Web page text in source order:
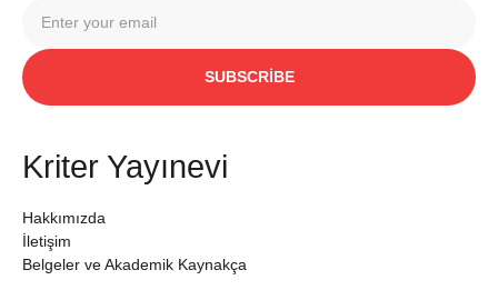
SUBSCRIBE
Kriter Yayınevi
Hakkımızda
İletişim
Belgeler ve Akademik Kaynakça